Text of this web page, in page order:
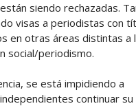
siendo rechazadas.
visas a periodistas con
en otras áreas distintas a
social/periodismo.
se está impidiendo a
continuar su